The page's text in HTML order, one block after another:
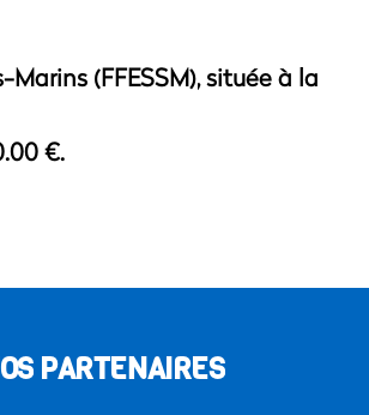
(FFESSM), située à la
€.
PARTENAIRES